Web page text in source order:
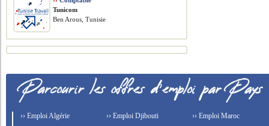
Tunicom
Ben Arous, Tunisie
›› Emploi Algérie
›› Emploi Djibouti
›› Emploi Maroc